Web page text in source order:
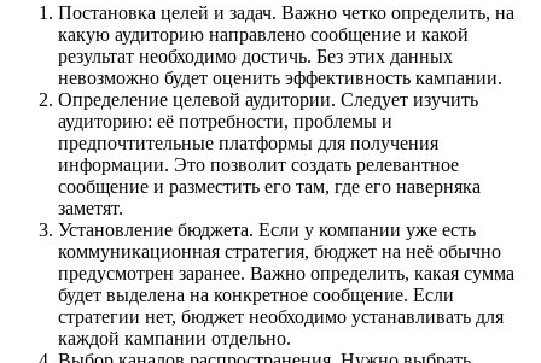
Постановка целей и задач. Важно четко определить, на
какую аудиторию направлено сообщение и какой
результат необходимо достичь. Без этих данных
невозможно будет оценить эффективность кампании.
Определение целевой аудитории. Следует изучить
аудиторию: её потребности, проблемы и
предпочтительные платформы для получения
информации. Это позволит создать релевантное
сообщение и разместить его там, где его наверняка
заметят.
Установление бюджета. Если у компании уже есть
коммуникационная стратегия, бюджет на неё обычно
предусмотрен заранее. Важно определить, какая сумма
будет выделена на конкретное сообщение. Если
стратегии нет, бюджет необходимо устанавливать для
каждой кампании отдельно.